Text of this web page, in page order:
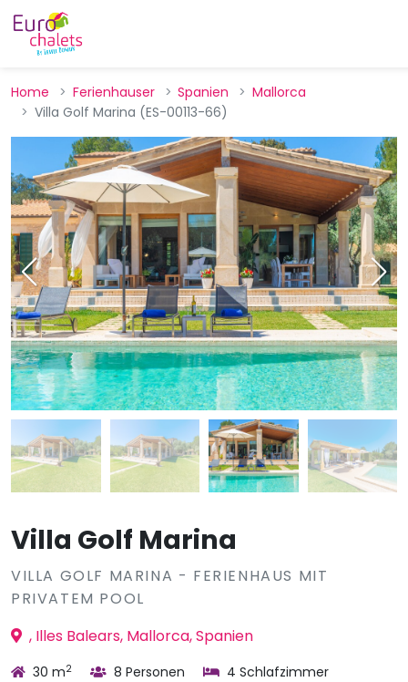
Home Ferienhauser Spanien
Mallorca
Villa Golf Marina (ES-00113-66)
Villa Golf Marina
VILLA GOLF MARINA - FERIENHAUS MIT
PRIVATEM POOL
, Illes Balears, Mallorca, Spanien
30 m2 8 Personen
4 Schlafzimmer